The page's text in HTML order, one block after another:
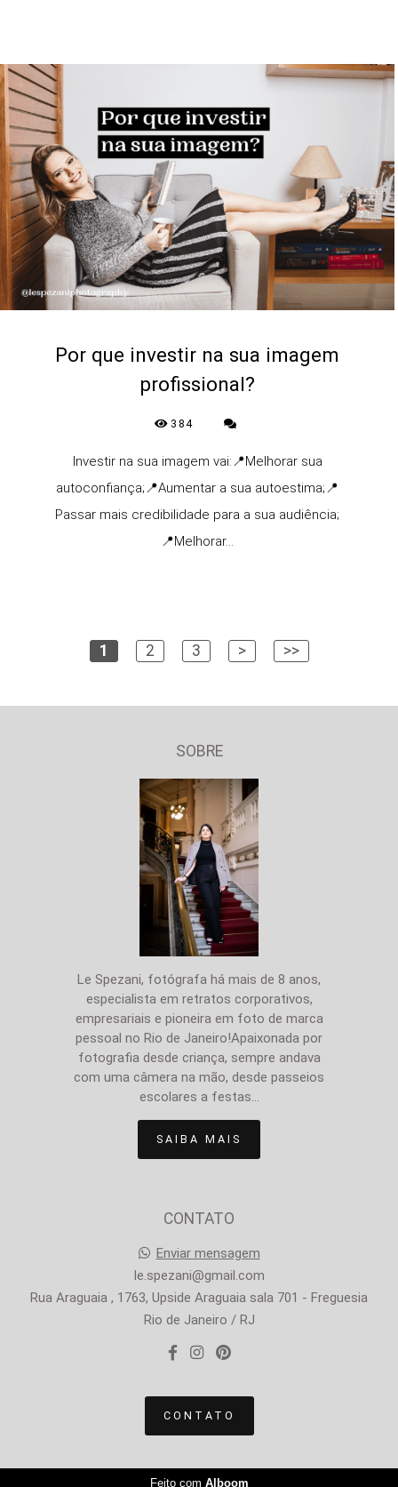
Por que investir na sua imagem
profissional?
384
Investir na sua imagem vai:📍Melhorar sua
autoconfiança;📍Aumentar a sua autoestima;📍
Passar mais credibilidade para a sua audiência;
📍Melhorar...
1 2 3 > >>
SOBRE
Le Spezani, fotógrafa há mais de 8 anos,
especialista em retratos corporativos,
empresariais e pioneira em foto de marca
pessoal no Rio de Janeiro!Apaixonada por
fotografia desde criança, sempre andava
com uma câmera na mão, desde passeios
escolares a festas...
SAIBA MAIS
CONTATO
Enviar mensagem
le.spezani@gmail.com
Rua Araguaia , 1763, Upside Araguaia sala 701 - Freguesia
Rio de Janeiro / RJ
CONTATO
Feito com Alboom